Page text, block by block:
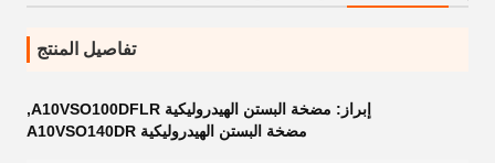
تفاصيل المنتج
إبراز: مضخة البستن الهيدروليكية A10VSO100DFLR
,
مضخة البستن الهيدروليكية A10VSO140DR